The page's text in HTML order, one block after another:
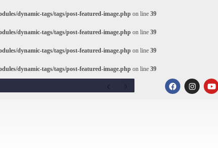
dynamic-tags/tags/post-featured-image.php on line 39
dynamic-tags/tags/post-featured-image.php on line 39
dynamic-tags/tags/post-featured-image.php on line 39
dynamic-tags/tags/post-featured-image.php on line 39